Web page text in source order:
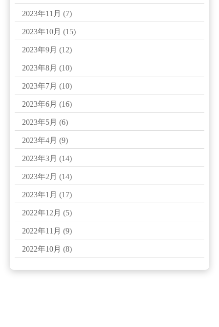
2023年11月 (7)
2023年10月 (15)
2023年9月 (12)
2023年8月 (10)
2023年7月 (10)
2023年6月 (16)
2023年5月 (6)
2023年4月 (9)
2023年3月 (14)
2023年2月 (14)
2023年1月 (17)
2022年12月 (5)
2022年11月 (9)
2022年10月 (8)